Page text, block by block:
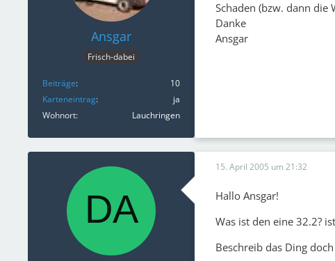
Ansgar
Frisch-dabei
Beiträge
10
Karteneintrag
ja
Wohnort
Lauchringen
Schaden (bzw. dann die
Danke
Ansgar
15. April 2005 um 21:32
Hallo Ansgar!
Was ist den eine 32.2?
Beschreib das Ding